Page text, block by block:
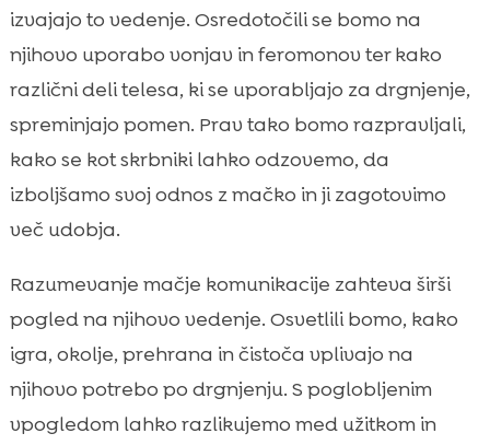

Igra in obogatitev okolja za bolj
uravnoteženo vedenje
Prehrana in dobro počutje: naravna
povezava z vedenjem
CricksyCat: izbira hrane, ki podpira
občutljivo mačko
 Purrfect Life mačji pesek: čistoča, ki
zmanjšuje stres v domu
FAQ
izvajajo to vedenje. Osredotočili se bomo na
njihovo uporabo vonjav in feromonov ter kako
različni deli telesa, ki se uporabljajo za drgnjenje,
spreminjajo pomen. Prav tako bomo razpravljali,
kako se kot skrbniki lahko odzovemo, da
izboljšamo svoj odnos z mačko in ji zagotovimo
več udobja.
Razumevanje mačje komunikacije zahteva širši
pogled na njihovo vedenje. Osvetlili bomo, kako
igra, okolje, prehrana in čistoča vplivajo na
njihovo potrebo po drgnjenju. S poglobljenim
vpogledom lahko razlikujemo med užitkom in